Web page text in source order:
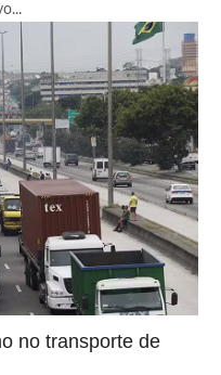
no transporte de